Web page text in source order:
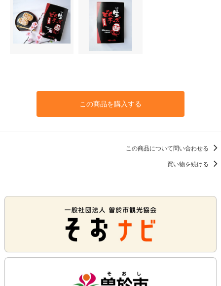
この商品を購入する
この商品について問い合わせる
買い物を続ける